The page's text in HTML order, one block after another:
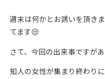
週末は何かとお誘いを頂き
てます😒
さて、今回の出来事ですが
知人の女性が集まり終わり